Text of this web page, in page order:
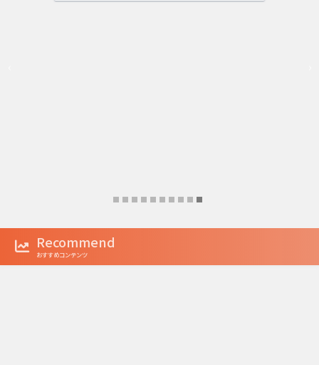
Recommend
おすすめコンテンツ